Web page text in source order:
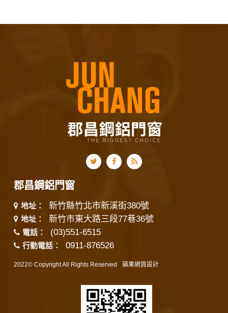
郡昌鋼鋁門窗
地址： 新竹縣竹北市新溪街380號
地址： 新竹市東大路三段77巷36號
電話： (03)551-6515
行動電話： 0911-876526
2022© Copyright All Rights Reserved 蘋果網頁設計